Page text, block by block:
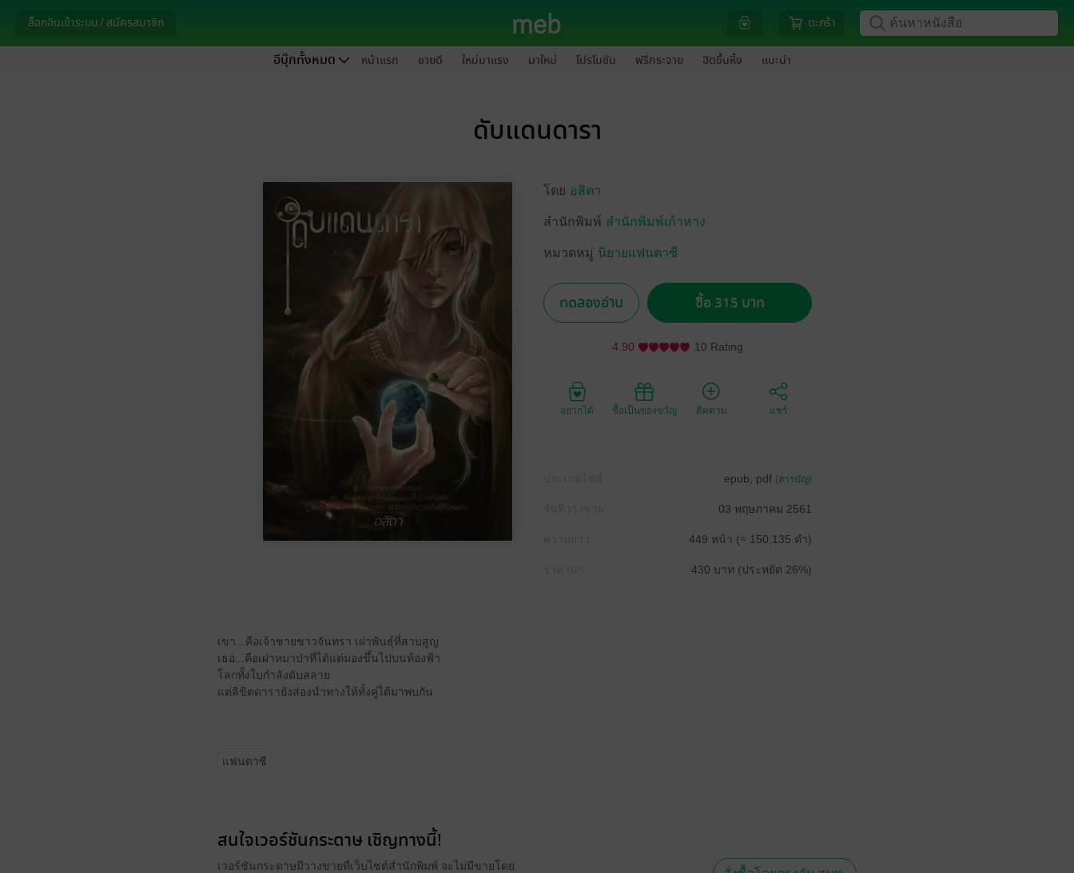
ล็อกอินเข้าระบบ / สมัครสมาชิก ตะกร้า
อีบุ๊กทั้งหมด หน้าแรก ขายดี ใหม่มาแรง มาใหม่ โปรโมชัน ฟรีกระจาย ฮิตขึ้นหิ้ง แนะนำ
ดับแดนดารา
โดย อสิตา
สำนักพิมพ์ สำนักพิมพ์เก้าหาง
หมวดหมู่ นิยายแฟนตาซี
ทดลองอ่าน ซื้อ 315 บาท
4.90 10 Rating
อยากได้ ซื้อเป็นของขวัญ ติดตาม แชร์
epub, pdf (สารบัญ)
03 พฤษภาคม 2561
449 หน้า (≈ 150,135 คำ)
430 บาท (ประหยัด 26%)
เขา...คือเจ้าชายชาวจันทรา เผ่าพันธุ์ที่สาบสูญ
เธอ...คือเผ่าหมาป่าที่ได้แต่มองขึ้นไปบนท้องฟ้า
โลกทั้งใบกำลังดับสลาย
แต่ลิขิตดารายังส่องนำทางให้ทั้งคู่ได้มาพบกัน
แฟนตาซี
สนใจเวอร์ชันกระดาษ เชิญทางนี้!
เวอร์ชันกระดาษมีวางขายที่เว็บไซต์สำนักพิมพ์ จะไม่มีขายโดย